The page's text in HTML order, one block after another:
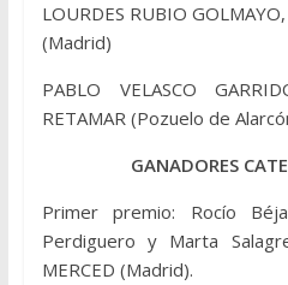
LOURDES RUBIO
(Madrid)
PABLO VELASCO
RETAMAR (Pozuelo de
GANADORES
Primer premio: Rocío
Perdiguero y Marta
MERCED (Madrid).